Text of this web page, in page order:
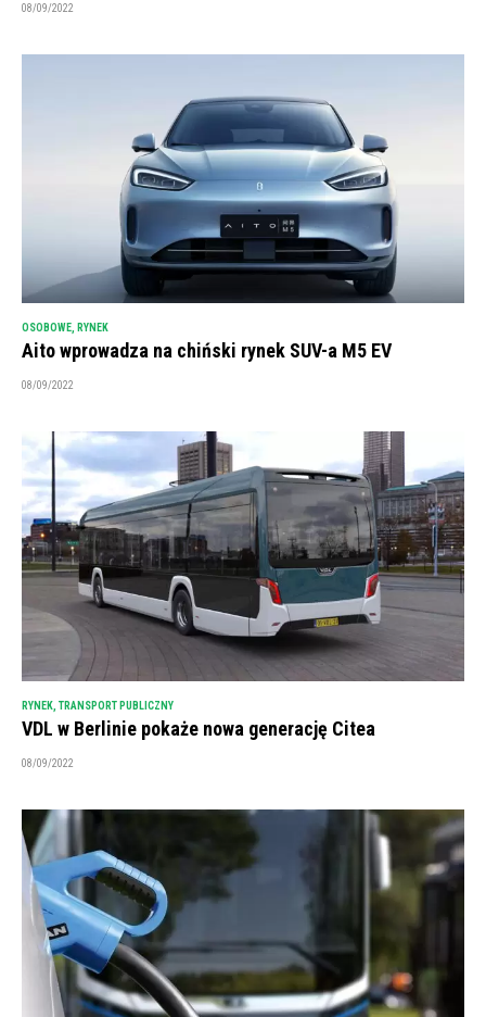
08/09/2022
OSOBOWE RYNEK
Aito wprowadza na chiński rynek SUV-a M5 EV
08/09/2022
RYNEK TRANSPORT PUBLICZNY
VDL w Berlinie pokaże nowa generację Citea
08/09/2022